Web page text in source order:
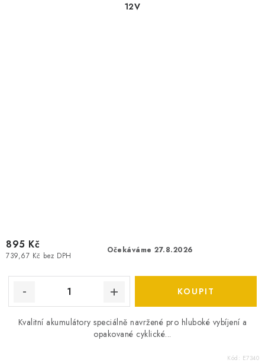
12V
Očekáváme 27.8.2026
739,67 Kč bez DPH
895 Kč
Kvalitní akumulátory speciálně navržené pro hluboké vybíjení a
opakované cyklické...
Kód: E7340